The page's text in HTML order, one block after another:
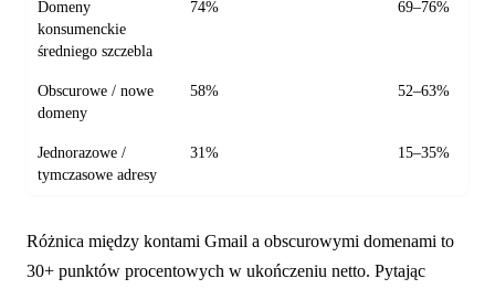
Domeny
konsumenckie
średniego szczebla
74% 69–76%
Obscurowe / nowe
domeny
58% 52–63%
Jednorazowe /
tymczasowe adresy
31% 15–35%
Różnica między kontami Gmail a obscurowymi domenami to
30+ punktów procentowych w ukończeniu netto. Pytając